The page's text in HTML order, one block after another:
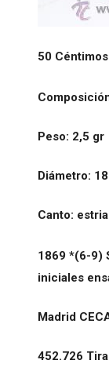
50
Peso: 2,5 gr
Diámetro:
Canto:
1869 *(6-9)
iniciales
Madrid
452.726